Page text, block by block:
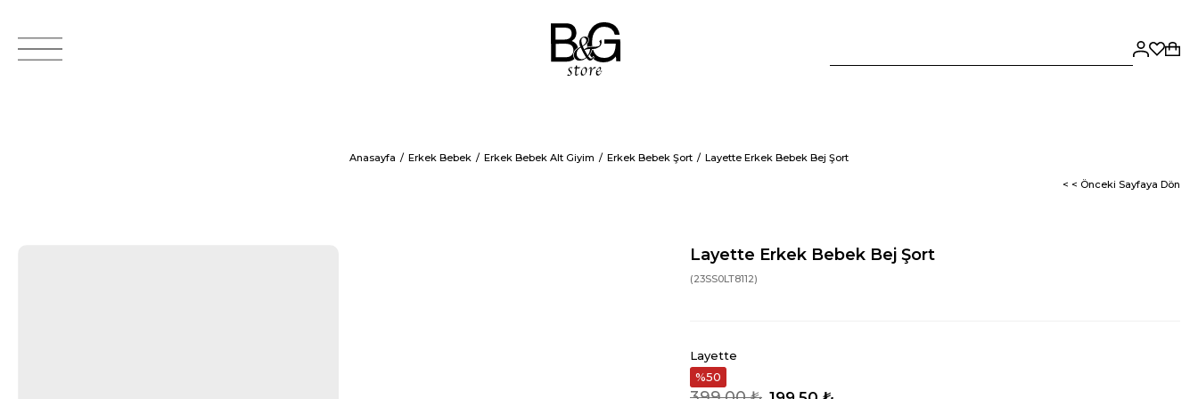
Anasayfa Erkek Bebek Erkek Bebek Alt Giyim Erkek Bebek Şort Layette Erkek Bebek Bej Şort
< < Önceki Sayfaya Dön
Layette Erkek Bebek Bej Şort
(23SS0LT8112)
Layette
50